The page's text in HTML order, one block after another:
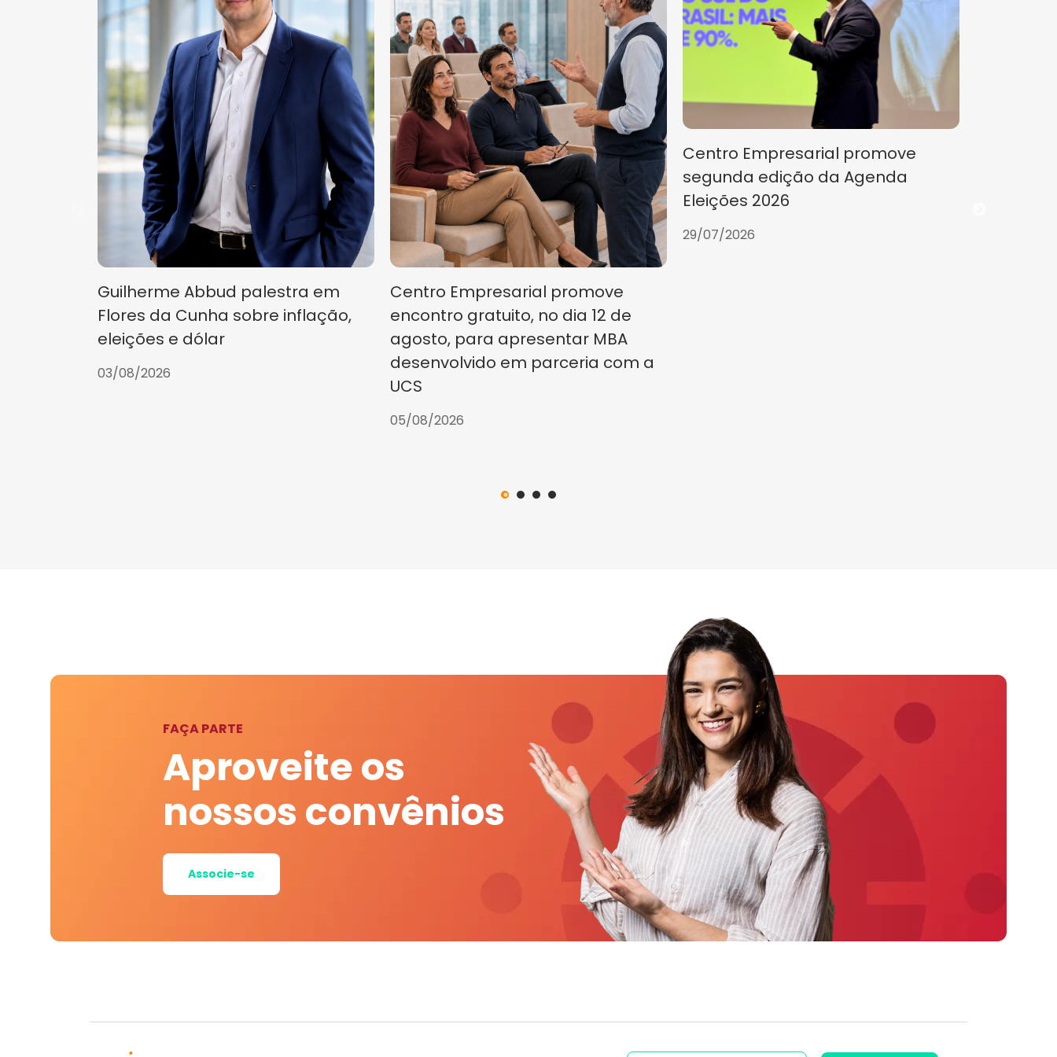
Guilherme Abbud palestra em
Flores da Cunha sobre inflação,
eleições e dólar
03/08/2026
Centro Empresarial promove
encontro gratuito, no dia 12 de
agosto, para apresentar MBA
desenvolvido em parceria com a
UCS
05/08/2026
Centro Empresarial promove
segunda edição da Agenda
Eleições 2026
29/07/2026
FAÇA PARTE
Aproveite os
nossos convênios
Associe-se